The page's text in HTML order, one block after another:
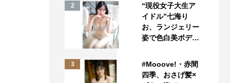
2
“現役女子大生ア
イドル”七海り
お、ランジェリー
姿で色白美ボデ…
3
#Mooove!・赤間
四季、おさげ髪×